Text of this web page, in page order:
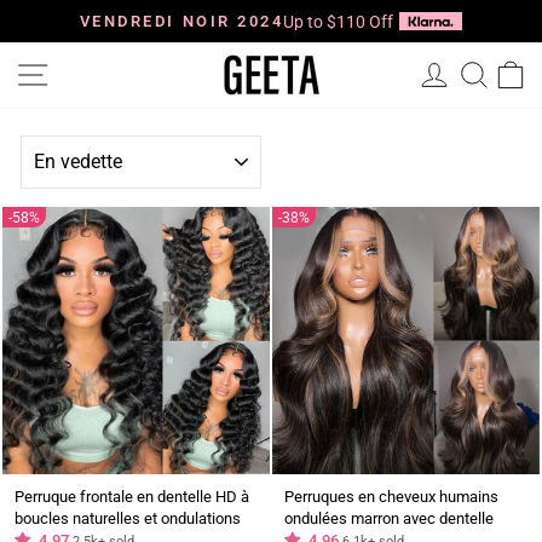
Diaporama
Pause
VENDREDI NOIR 2024 Up to $110 Off
Se
APPLIQUER
58%
Perruque frontale en dentelle HD à
boucles naturelles et ondulations
38%
Perruques en cheveux humains
ondulées marron avec dentelle